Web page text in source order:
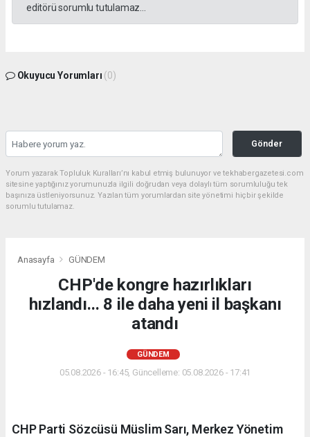
editörü sorumlu tutulamaz...
Okuyucu Yorumları (0)
Gönder
Yorum yazarak Topluluk Kuralları’nı kabul etmiş bulunuyor ve tekhabergazetesi.com
sitesine yaptığınız yorumunuzla ilgili doğrudan veya dolaylı tüm sorumluluğu tek
başınıza üstleniyorsunuz. Yazılan tüm yorumlardan site yönetimi hiçbir şekilde
sorumlu tutulamaz.
Anasayfa GÜNDEM
CHP'de kongre hazırlıkları
hızlandı... 8 ile daha yeni il başkanı
atandı
GÜNDEM
05.08.2026 - 16:45, Güncelleme: 05.08.2026 - 17:41
CHP Parti Sözcüsü Müslim Sarı, Merkez Yönetim